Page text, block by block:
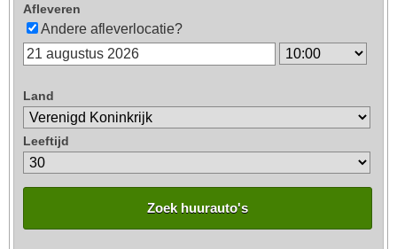
Afleveren
Andere afleverlocatie?
Land
Leeftijd
Zoek huurauto's